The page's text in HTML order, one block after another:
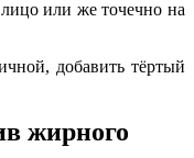
или же точечно на
добавить тёртый
жирного